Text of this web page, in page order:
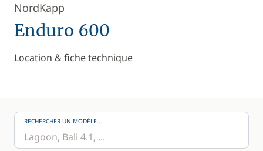
NordKapp
Enduro 600
Location & fiche technique
RECHERCHER UN MODÈLE...